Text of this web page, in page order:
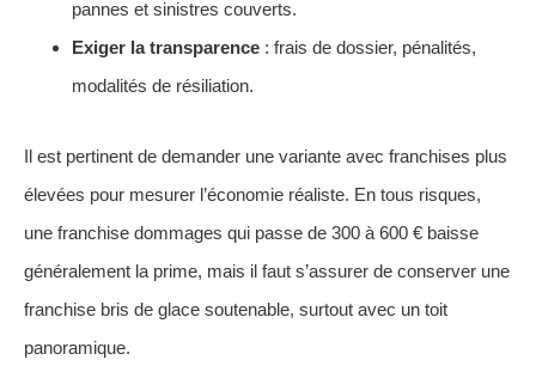
pannes et sinistres couverts.
Exiger la transparence : frais de dossier, pénalités,
modalités de résiliation.
Il est pertinent de demander une variante avec franchises plus
élevées pour mesurer l’économie réaliste. En tous risques,
une franchise dommages qui passe de 300 à 600 € baisse
généralement la prime, mais il faut s’assurer de conserver une
franchise bris de glace soutenable, surtout avec un toit
panoramique.